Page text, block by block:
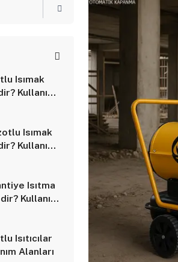
Isımak
Kullanım
Isımak
Kullanım
Isıtma
Kullanım
Isıtıcılar
Alanları